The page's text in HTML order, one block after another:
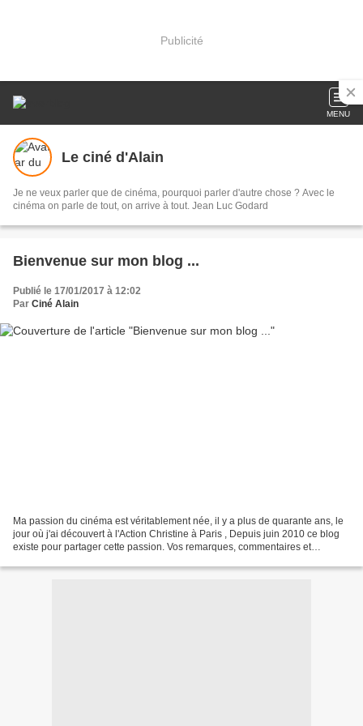
Publicité
MENU
Le ciné d'Alain
Je ne veux parler que de cinéma, pourquoi parler d'autre chose ? Avec le
cinéma on parle de tout, on arrive à tout. Jean Luc Godard
Bienvenue sur mon blog ...
Publié le 17/01/2017 à 12:02
Par Ciné Alain
Ma passion du cinéma est véritablement née, il y a plus de quarante ans, le
jour où j'ai découvert à l'Action Christine à Paris , Depuis juin 2010 ce blog
existe pour partager cette passion. Vos remarques, commentaires et